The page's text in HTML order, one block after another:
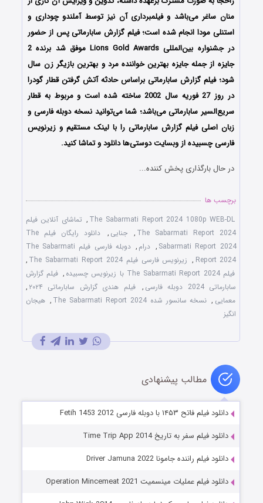
منان ساغر می‌باشد و فیلمبرداری آن نیز توسط آملندو چوداری و
استنلی مودا انجام شده است؛ فیلم گزارش سابارماتی پس از حضور
در جشنواره‌‌‌‌ بین‌المللی Lions Gold Awards موفق شد برنده 2
جایزه از جمله جایزه بهترین خواننده مرد و بهترین بازیگر زن سال
شود؛ فیلم گزارش سابارماتی براساس حادثه آتش گرفتن قطار گودرا
در روز 27 فوریه سال 2002 ساخته شده است و مربوط به قطار
سریع‌السیر سابارماتی می‌باشد؛ شما می‌توانید نسخه دوبله فارسی و
زبان اصلی فیلم گزارش سابارماتی را با ‌لینک مستقیم و زیرنویس
فارسی چسبیده از وبسایت دوستی‌ها دانلود و تماشا کنید.
در حال بارگذاری پخش کننده...
برچسب ها
The Sabarmati Report 2024 1080p WEB-DL
, تماشای آنلاین فیلم
The Sabarmati Report 2024
, جنایی ,
دانلود رایگان فیلم The
Sabarmati Report 2024
, درام ,
دوبله فارسی فیلم The Sabarmati
Report 2024
, زیرنویس فارسی فیلم The Sabarmati Report 2024
,
فیلم The Sabarmati Report 2024 با زیرنویس چسبیده
, فیلم گزارش
سابارماتی 2024 دوبله فارسی
, فیلم هندی گزارش سابارماتی ۲۰۲۴
,
معمایی , نسخه سانسور شده The Sabarmati Report 2024 , هیجان
انگیز
مطالب پیشنهادی
دانلود فیلم فاتح ۱۴۵۳ با دوبله فارسی Fetih 1453 2012
دانلود فیلم سفر به تاریخ Time Trip App 2014
دانلود فیلم راننده جامونا Driver Jamuna 2022
دانلود فیلم عملیات مینسمیت Operation Mincemeat 2021